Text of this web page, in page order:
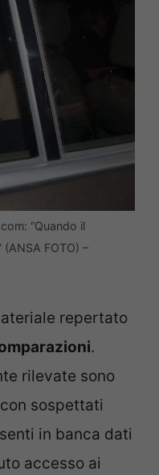
“Quando il
FOTO) –
repertato
.
rilevate sono
sospettati
in banca dati
accesso ai